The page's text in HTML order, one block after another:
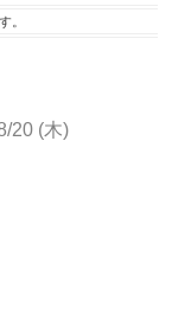
。
20 (木)